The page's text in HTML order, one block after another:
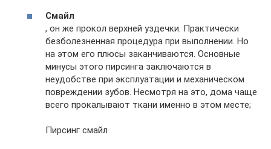
Смайл
, он же прокол верхней уздечки. Практически
безболезненная процедура при выполнении. Но
на этом его плюсы заканчиваются. Основные
минусы этого пирсинга заключаются в
неудобстве при эксплуатации и механическом
повреждении зубов. Несмотря на это, дома чаще
всего прокалывают ткани именно в этом месте;
Пирсинг смайл